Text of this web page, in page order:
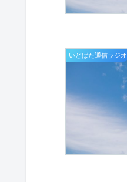
いどばた通信ラジオ